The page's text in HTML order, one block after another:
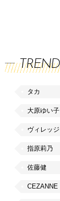
タカ
大原ゆい子
指原莉乃
佐藤健
CEZANNE